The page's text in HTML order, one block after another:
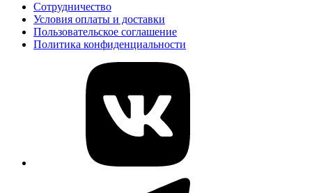
Сотрудничество
Условия оплаты и доставки
Пользовательское соглашение
Политика конфиденциальности